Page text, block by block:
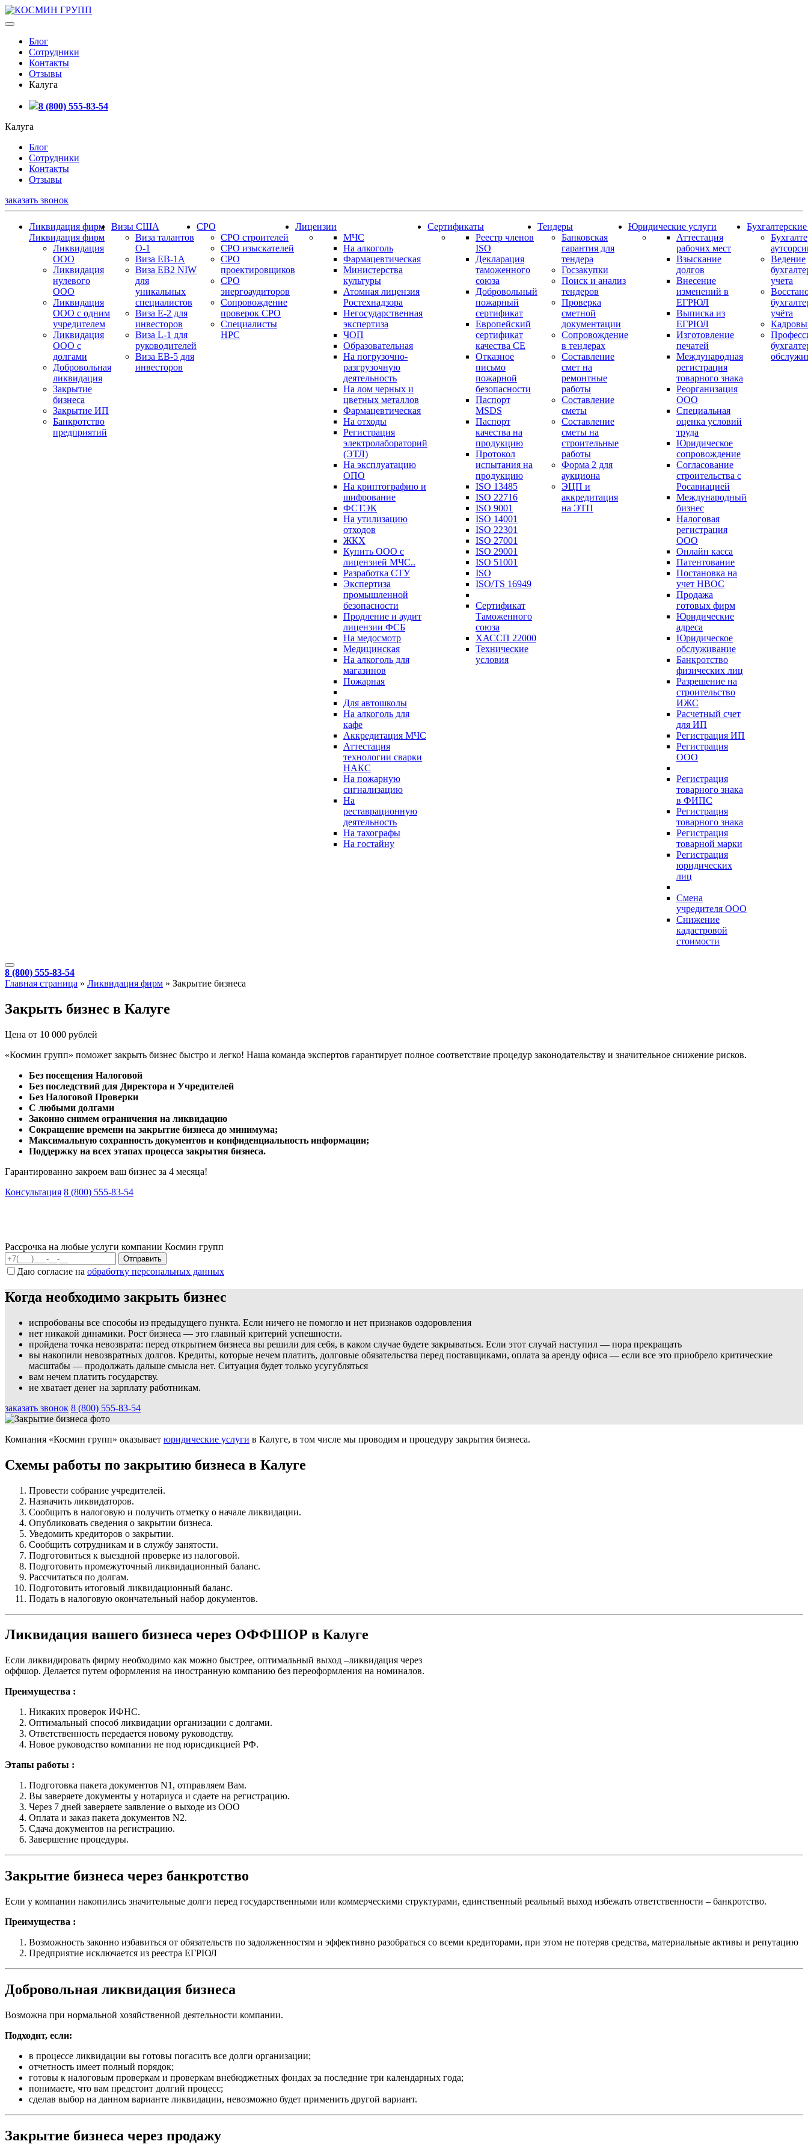
Блог
Сотрудники
Контакты
Отзывы
Калуга
8 (800) 555-83-54
Калуга
Блог
Сотрудники
Контакты
Отзывы
заказать звонок
Ликвидация фирм
Ликвидация фирм
Ликвидация
ООО
Ликвидация
нулевого
ООО
Ликвидация
ООО с одним
учредителем
Ликвидация
ООО с
долгами
Добровольная
ликвидация
Закрытие
бизнеса
Закрытие ИП
Банкротство
предприятий
Визы США
Виза талантов
О-1
Виза EB-1A
Виза EB2 NIW
для
уникальных
специалистов
Виза E-2 для
инвесторов
Виза L-1 для
руководителей
Виза EB-5 для
инвесторов
СРО
СРО строителей
СРО изыскателей
СРО
проектировщиков
СРО
энергоаудиторов
Сопровождение
проверок СРО
Специалисты
НРС
Лицензии
МЧС
На алкоголь
Фармацевтическая
Министерства
культуры
Атомная лицензия
Ростехнадзора
Негосударственная
экспертиза
ЧОП
Образовательная
На погрузочно-
разгрузочную
деятельность
На лом черных и
цветных металлов
Фармацевтическая
На отходы
Регистрация
электролабораторий
(ЭТЛ)
На эксплуатацию
ОПО
На криптографию и
шифрование
ФСТЭК
На утилизацию
отходов
ЖКХ
Купить ООО с
лицензией МЧС..
Разработка СТУ
Экспертиза
промышленной
безопасности
Продление и аудит
лицензии ФСБ
На медосмотр
Медицинская
На алкоголь для
магазинов
Пожарная
Для автошколы
На алкоголь для
кафе
Аккредитация МЧС
Аттестация
технологии сварки
НАКС
На пожарную
сигнализацию
На
реставрационную
деятельность
На тахографы
На гостайну
Сертификаты
Реестр членов
ISO
Декларация
таможенного
союза
Добровольный
пожарный
сертификат
Европейский
сертификат
качества СЕ
Отказное
письмо
пожарной
безопасности
Паспорт
МSDS
Паспорт
качества на
продукцию
Протокол
испытания на
продукцию
ISO 13485
ISO 22716
ISO 9001
ISO 14001
ISO 22301
ISO 27001
ISO 29001
ISO 51001
ISO
ISO/TS 16949
Сертификат
Таможенного
союза
ХАССП 22000
Технические
условия
Тендеры
Банковская
гарантия для
тендера
Госзакупки
Поиск и анализ
тендеров
Проверка
сметной
документации
Сопровождение
в тендерах
Составление
смет на
ремонтные
работы
Составление
сметы
Составление
сметы на
строительные
работы
Форма 2 для
аукциона
ЭЦП и
аккредитация
на ЭТП
Юридические услуги
Аттестация
рабочих мест
Взыскание
долгов
Внесение
изменений в
ЕГРЮЛ
Выписка из
ЕГРЮЛ
Изготовление
печатей
Международная
регистрация
товарного знака
Реорганизация
ООО
Специальная
оценка условий
труда
Юридическое
сопровождение
Согласование
строительства с
Росавиацией
Международный
бизнес
Налоговая
регистрация
ООО
Онлайн касса
Патентование
Постановка на
учет НВОС
Продажа
готовых фирм
Юридические
адреса
Юридическое
обслуживание
Банкротство
физических лиц
Разрешение на
строительство
ИЖС
Расчетный счет
для ИП
Регистрация ИП
Регистрация
ООО
Регистрация
товарного знака
в ФИПС
Регистрация
товарного знака
Регистрация
товарной марки
Регистрация
юридических
лиц
Смена
учредителя ООО
Снижение
кадастровой
стоимости
Ведение
учета
учёта
8 (800) 555-83-54
Главная страница » Ликвидация фирм » Закрытие бизнеса
Закрыть бизнес в Калуге
Цена от 10 000 рублей
«Космин групп» поможет закрыть бизнес быстро и легко! Наша команда экспертов гарантирует полное соответствие процедур законодательству и значительное снижение рисков.
Без посещения Налоговой
Без последствий для Директора и Учредителей
Без Налоговой Проверки
С любыми долгами
Законно снимем ограничения на ликвидацию
Сокращение времени на закрытие бизнеса до минимума;
Максимальную сохранность документов и конфиденциальность информации;
Поддержку на всех этапах процесса закрытия бизнеса.
Гарантированно закроем ваш бизнес за 4 месяца!
Консультация 8 (800) 555-83-54
Рассрочка на любые услуги компании Космин групп
Даю согласие на обработку персональных данных
Когда необходимо закрыть бизнес
испробованы все способы из предыдущего пункта. Если ничего не помогло и нет признаков оздоровления
нет никакой динамики. Рост бизнеса — это главный критерий успешности.
пройдена точка невозврата: перед открытием бизнеса вы решили для себя, в каком случае будете закрываться. Если этот случай наступил — пора прекращать
вы накопили невозвратных долгов. Кредиты, которые нечем платить, долговые обязательства перед поставщиками, оплата за аренду офиса — если все это приобрело критические
масштабы — продолжать дальше смысла нет. Ситуация будет только усугубляться
вам нечем платить государству.
не хватает денег на зарплату работникам.
заказать звонок 8 (800) 555-83-54
Компания «Космин групп» оказывает юридические услуги в Калуге, в том числе мы проводим и процедуру закрытия бизнеса.
Схемы работы по закрытию бизнеса в Калуге
Провести собрание учредителей.
Назначить ликвидаторов.
Сообщить в налоговую и получить отметку о начале ликвидации.
Опубликовать сведения о закрытии бизнеса.
Уведомить кредиторов о закрытии.
Сообщить сотрудникам и в службу занятости.
Подготовиться к выездной проверке из налоговой.
Подготовить промежуточный ликвидационный баланс.
Рассчитаться по долгам.
Подготовить итоговый ликвидационный баланс.
Подать в налоговую окончательный набор документов.
Ликвидация вашего бизнеса через ОФФШОР в Калуге
Если ликвидировать фирму необходимо как можно быстрее, оптимальный выход –ликвидация через
оффшор. Делается путем оформления на иностранную компанию без переоформления на номиналов.
Преимущества :
Никаких проверок ИФНС.
Оптимальный способ ликвидации организации с долгами.
Ответственность передается новому руководству.
Новое руководство компании не под юрисдикцией РФ.
Этапы работы :
Подготовка пакета документов N1, отправляем Вам.
Вы заверяете документы у нотариуса и сдаете на регистрацию.
Через 7 дней заверяете заявление о выходе из ООО
Оплата и заказ пакета документов N2.
Сдача документов на регистрацию.
Завершение процедуры.
Закрытие бизнеса через банкротство
Если у компании накопились значительные долги перед государственными или коммерческими структурами, единственный реальный выход избежать ответственности – банкротство.
Преимущества :
Возможность законно избавиться от обязательств по задолженностям и эффективно разобраться со всеми кредиторами, при этом не потеряв средства, материальные активы и репутацию
Предприятие исключается из реестра ЕГРЮЛ
Добровольная ликвидация бизнеса
Возможна при нормальной хозяйственной деятельности компании.
Подходит, если:
в процессе ликвидации вы готовы погасить все долги организации;
отчетность имеет полный порядок;
готовы к налоговым проверкам и проверкам внебюджетных фондах за последние три календарных года;
понимаете, что вам предстоит долгий процесс;
сделав выбор на данном варианте ликвидации, невозможно будет применить другой вариант.
Закрытие бизнеса через продажу